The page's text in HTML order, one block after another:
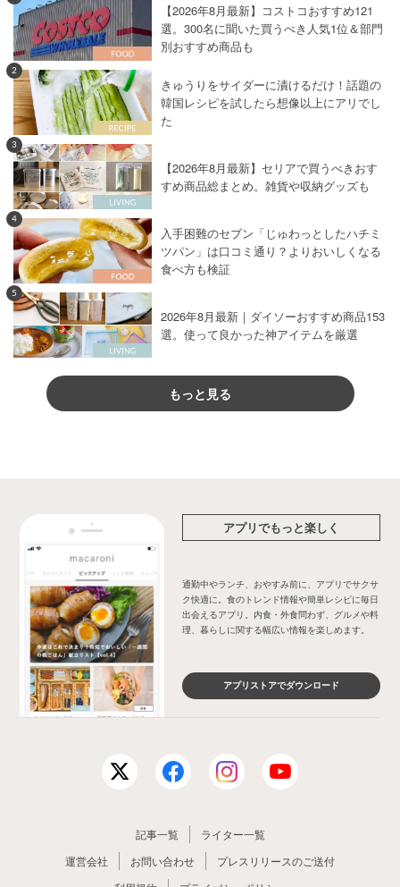
【2026年8月最新】コストコおすすめ121
選。300名に聞いた買うべき人気1位＆部門
別おすすめ商品も
2
きゅうりをサイダーに漬けるだけ！話題の
韓国レシピを試したら想像以上にアリでし
た
3
【2026年8月最新】セリアで買うべきおす
すめ商品総まとめ。雑貨や収納グッズも
4
入手困難のセブン「じゅわっとしたハチミ
ツパン」は口コミ通り？よりおいしくなる
食べ方も検証
5
2026年8月最新｜ダイソーおすすめ商品153
選。使って良かった神アイテムを厳選
もっと見る
アプリでもっと楽しく
通勤中やランチ、おやすみ前に、アプリでサクサ
ク快適に。食のトレンド情報や簡単レシピに毎日
出会えるアプリ。内食・外食問わず、グルメや料
理、暮らしに関する幅広い情報を楽しめます。
アプリストアでダウンロード
記事一覧
ライター一覧
運営会社
お問い合わせ
プレスリリースのご送付